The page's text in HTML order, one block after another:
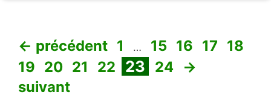
← précédent Page
1 … Page
15 Page
16 Page
17 Page
18
19 Page
20 Page
21 Page
22 Page
23 Page
24
→
suivant